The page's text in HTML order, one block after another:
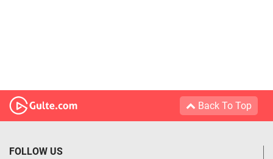
Back To Top
FOLLOW US